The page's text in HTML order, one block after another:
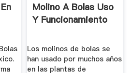
Molino A Bolas Uso
Y Funcionamiento
Los molinos de bolas se
han usado por muchos años
en las plantas de